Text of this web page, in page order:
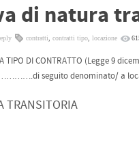
di natura
contratti contratti tipo locazione
TIPO DI CONTRATTO (Legge 9
denominato/ a
TRANSITORIA